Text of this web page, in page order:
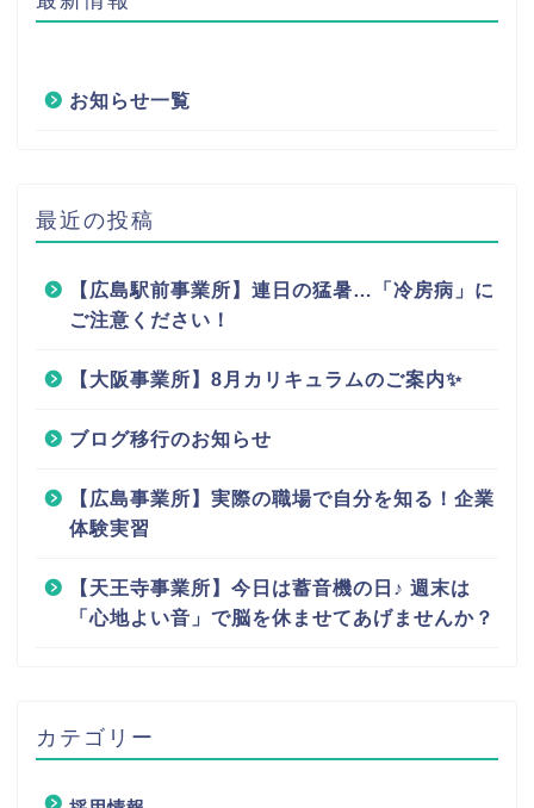
お知らせ一覧
最近の投稿
【広島駅前事業所】連日の猛暑…「冷房病」に
ご注意ください！
【大阪事業所】8月カリキュラムのご案内✨
ブログ移行のお知らせ
【広島事業所】実際の職場で自分を知る！企業
体験実習
【天王寺事業所】今日は蓄音機の日♪ 週末は
「心地よい音」で脳を休ませてあげませんか？
カテゴリー